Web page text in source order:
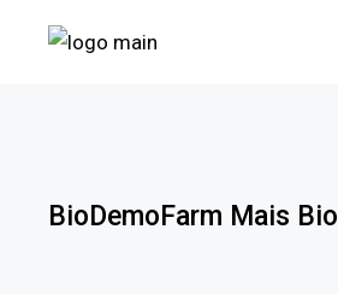
BioDemoFarm Mais Bio